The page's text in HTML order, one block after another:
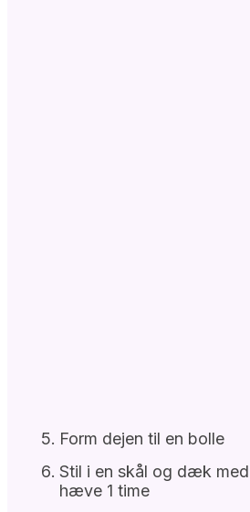
Form dejen til en bolle
Stil i en skål og dæk
hæve 1 time